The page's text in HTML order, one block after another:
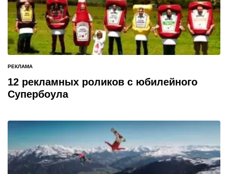
ОПУБЛИКОВАНО
В
РЕКЛАМА
12 рекламных роликов с юбилейного
Супербоула